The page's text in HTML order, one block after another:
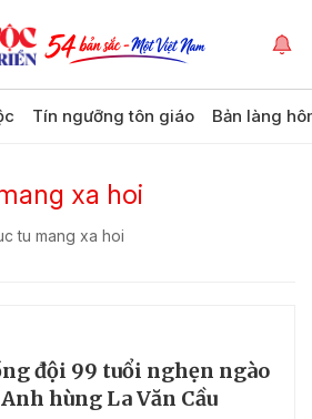
Tín ngưỡng tôn giáo Bản làng
xa hoi
tu mang xa hoi
đội 99 tuổi nghẹn ngào
hùng La Văn Cầu